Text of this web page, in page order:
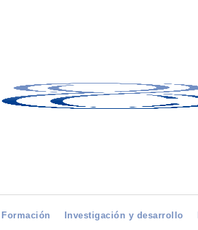
Formación Investigación y desarrollo